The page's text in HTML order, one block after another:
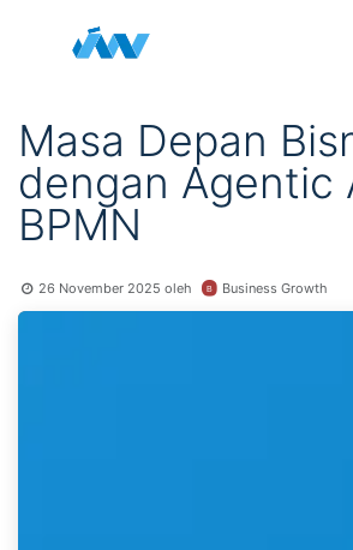
Masa Depan
dengan Agentic
BPMN
26 November 2025 oleh Business Growth